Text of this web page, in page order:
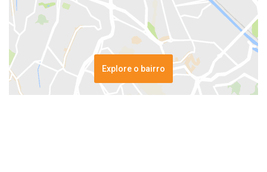
Explore o bairro